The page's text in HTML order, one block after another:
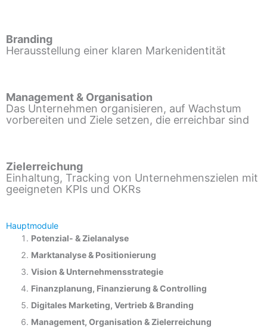
Branding
Herausstellung einer klaren Markenidentität
Management & Organisation
Das Unternehmen organisieren, auf Wachstum
vorbereiten und Ziele setzen, die erreichbar sind
Zielerreichung
Einhaltung, Tracking von Unternehmenszielen mit
geeigneten KPIs und OKRs
Hauptmodule
Potenzial- &Zielanalyse
Marktanalyse & Positionierung
Vision & Unternehmensstrategie
Finanzplanung, Finanzierung & Controlling
Digitales Marketing, Vertrieb & Branding
Management, Organisation & Zielerreichung